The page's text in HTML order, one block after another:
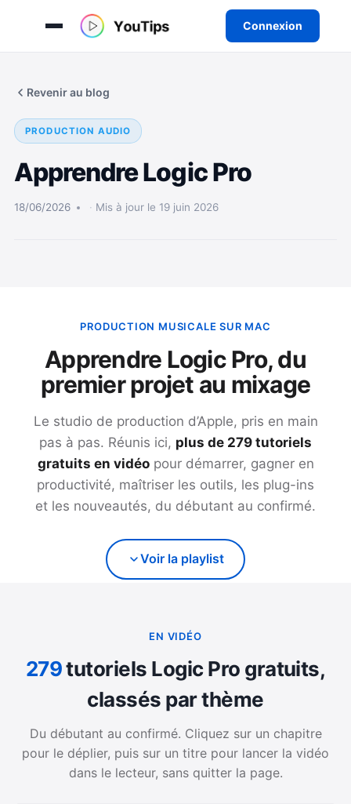
Connexion
Revenir au blog
PRODUCTION AUDIO
Apprendre Logic Pro
18/06/2026 Mis à jour le 19 juin 2026
PRODUCTION MUSICALE SUR MAC
Apprendre Logic Pro, du
premier projet au mixage
Le studio de production d’Apple, pris en main
pas à pas. Réunis ici, plus de 279 tutoriels
gratuits en vidéopour démarrer, gagner en
productivité, maîtriser les outils, les plug-ins
et les nouveautés, du débutant au confirmé.
Voir la playlist
EN VIDÉO
279tutoriels Logic Pro gratuits,
classés par thème
Du débutant au confirmé. Cliquez sur un chapitre
pour le déplier, puis sur un titre pour lancer la vidéo
dans le lecteur, sans quitter la page.